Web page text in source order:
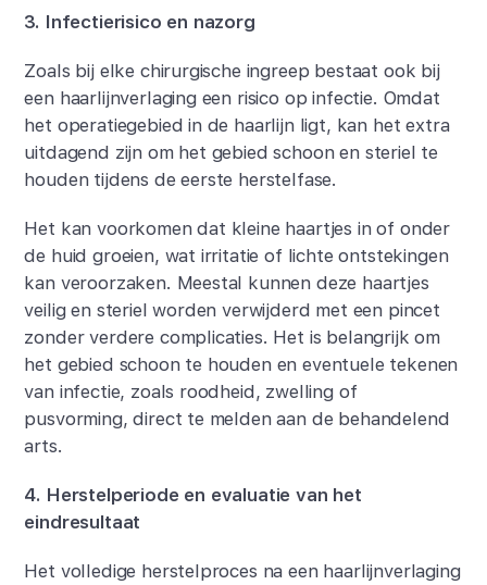
3. Infectierisico en nazorg
Zoals bij elke chirurgische ingreep bestaat ook bij
een haarlijnverlaging een risico op infectie. Omdat
het operatiegebied in de haarlijn ligt, kan het extra
uitdagend zijn om het gebied schoon en steriel te
houden tijdens de eerste herstelfase.
Het kan voorkomen dat kleine haartjes in of onder
de huid groeien, wat irritatie of lichte ontstekingen
kan veroorzaken. Meestal kunnen deze haartjes
veilig en steriel worden verwijderd met een pincet
zonder verdere complicaties. Het is belangrijk om
het gebied schoon te houden en eventuele tekenen
van infectie, zoals roodheid, zwelling of
pusvorming, direct te melden aan de behandelend
arts.
4. Herstelperiode en evaluatie van het
eindresultaat
Het volledige herstelproces na een haarlijnverlaging